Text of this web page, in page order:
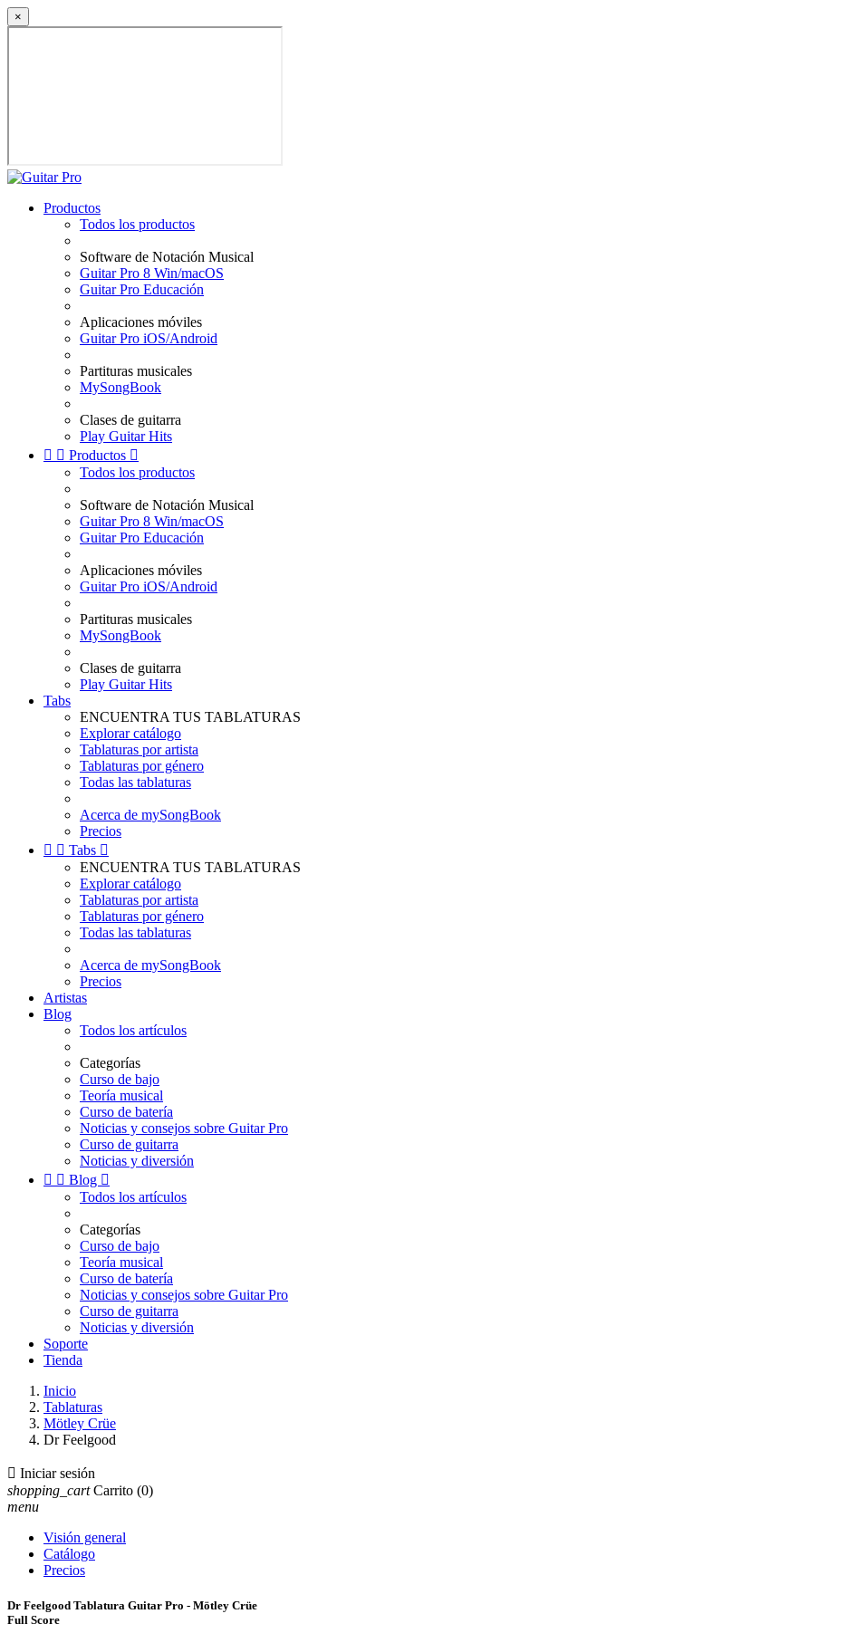
×
Productos
Todos los productos
Software de Notación Musical
Guitar Pro 8 Win/macOS
Guitar Pro Educación
Aplicaciones móviles
Guitar Pro iOS/Android
Partituras musicales
MySongBook
Clases de guitarra
Play Guitar Hits
  Productos 
Todos los productos
Software de Notación Musical
Guitar Pro 8 Win/macOS
Guitar Pro Educación
Aplicaciones móviles
Guitar Pro iOS/Android
Partituras musicales
MySongBook
Clases de guitarra
Play Guitar Hits
Tabs
ENCUENTRA TUS TABLATURAS
Explorar catálogo
Tablaturas por artista
Tablaturas por género
Todas las tablaturas
Acerca de mySongBook
Precios
  Tabs 
ENCUENTRA TUS TABLATURAS
Explorar catálogo
Tablaturas por artista
Tablaturas por género
Todas las tablaturas
Acerca de mySongBook
Precios
Artistas
Blog
Todos los artículos
Categorías
Curso de bajo
Teoría musical
Curso de batería
Noticias y consejos sobre Guitar Pro
Curso de guitarra
Noticias y diversión
  Blog 
Todos los artículos
Categorías
Curso de bajo
Teoría musical
Curso de batería
Noticias y consejos sobre Guitar Pro
Curso de guitarra
Noticias y diversión
Soporte
Tienda
Inicio
Tablaturas
Mötley Crüe
Dr Feelgood
 Iniciar sesión
shopping_cart Carrito (0)
menu
Visión general
Catálogo
Precios
Dr Feelgood Tablatura Guitar Pro - Mötley Crüe
Full Score